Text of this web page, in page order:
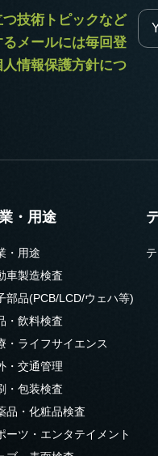
技術トピックなど
メールには毎回登
情報保護方針につ
・用途
・用途
車製造検査
部品(PCB/LCD/ウェハ等)
・飲料検査
・ライフサイエンス
・交通管理
・包装検査
品・化粧品検査
ーツ・エンタテイメント